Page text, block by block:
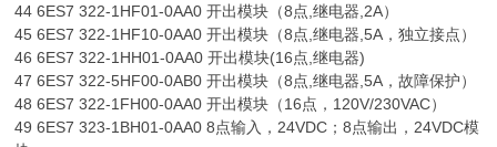
44 6ES7 322-1HF01-0AA0 开出模块（8点,继电器,2A）
45 6ES7 322-1HF10-0AA0 开出模块（8点,继电器,5A，独立接点）
46 6ES7 322-1HH01-0AA0 开出模块(16点,继电器)
47 6ES7 322-5HF00-0AB0 开出模块（8点,继电器,5A，故障保护）
48 6ES7 322-1FH00-0AA0 开出模块（16点，120V/230VAC）
49 6ES7 323-1BH01-0AA0 8点输入，24VDC；8点输出，24VDC模